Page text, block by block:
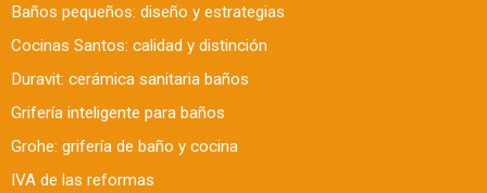
Baños pequeños: diseño y estrategias
Cocinas Santos: calidad y distinción
Duravit: cerámica sanitaria baños
Grifería inteligente para baños
Grohe: grifería de baño y cocina
IVA de las reformas